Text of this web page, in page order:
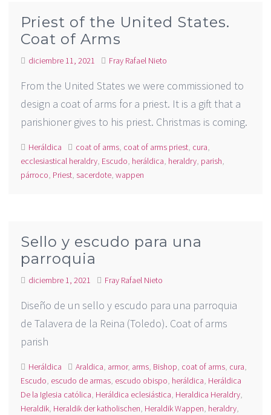
Priest of the United States.
Coat of Arms
diciembre 11, 2021 Fray Rafael Nieto
From the United States we were commissioned to
design a coat of arms for a priest. It is a gift that a
parishioner gives to his priest. Christmas is coming.
Heráldica coat of arms, coat of arms priest, cura,
ecclesiastical heraldry, Escudo, heráldica, heraldry, parish,
párroco, Priest, sacerdote,wappen
Sello y escudo para una
parroquia
diciembre 1, 2021 Fray Rafael Nieto
Diseño de un sello y escudo para una parroquia
de Talavera de la Reina (Toledo). Coat of arms
parish
Heráldica Araldica, armor, arms, Bishop, coat of arms, cura,
Escudo, escudo de armas, escudo obispo, heráldica, Heráldica
De la Iglesia católica, Heráldica eclesiástica, Heraldica Heraldry,
Heraldik, Heraldik der katholischen, Heraldik Wappen, heraldry,